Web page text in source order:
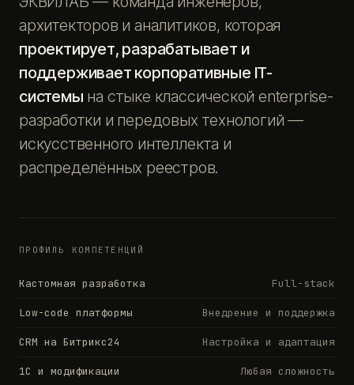
архитекторов и аналитиков, которая
проектирует, разрабатывает и
поддерживает корпоративные IT-
системы на стыке классической enterprise-
разработки и передовых технологий —
искусственного интеллекта и
распределённых реестров.
ПРОФИЛЬ КОМПЕТЕНЦИЙ
Кастомная разработка Full-stack
Low-code платформы Внедрение и поддержка
CRM на Битрикс24 Настройка и адаптация
1С и модификации Любая сложность